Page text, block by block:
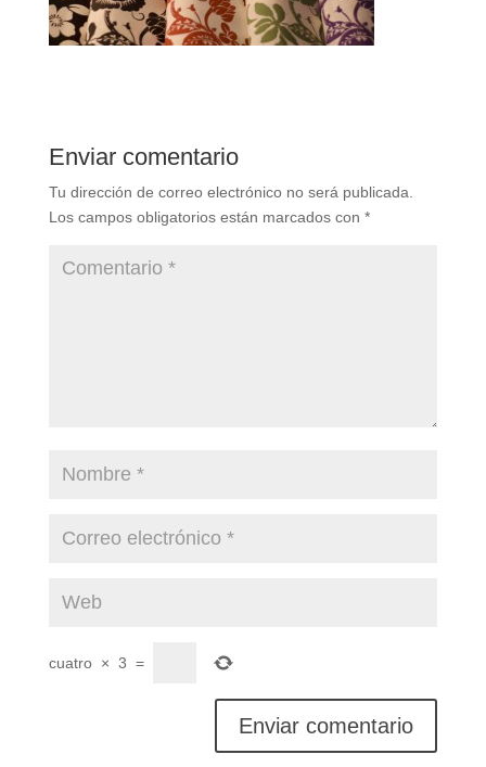
Enviar comentario
Tu dirección de correo electrónico no será publicada.
Los campos obligatorios están marcados con *
cuatro × 3 =